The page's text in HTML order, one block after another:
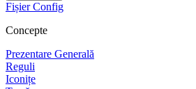
Fișier Config
Concepte
Prezentare Generală
Reguli
Iconițe